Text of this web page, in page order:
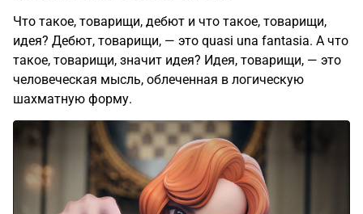
Что такое, товарищи, дебют и что такое, товарищи,
идея? Дебют, товарищи, — это quasi una fantasia. А что
такое, товарищи, значит идея? Идея, товарищи, — это
человеческая мысль, облеченная в логическую
шахматную форму.